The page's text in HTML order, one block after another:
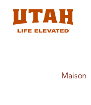
Maison